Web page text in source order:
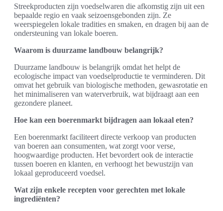
Streekproducten zijn voedselwaren die afkomstig zijn uit een
bepaalde regio en vaak seizoensgebonden zijn. Ze
weerspiegelen lokale tradities en smaken, en dragen bij aan de
ondersteuning van lokale boeren.
Waarom is duurzame landbouw belangrijk?
Duurzame landbouw is belangrijk omdat het helpt de
ecologische impact van voedselproductie te verminderen. Dit
omvat het gebruik van biologische methoden, gewasrotatie en
het minimaliseren van waterverbruik, wat bijdraagt aan een
gezondere planeet.
Hoe kan een boerenmarkt bijdragen aan lokaal eten?
Een boerenmarkt faciliteert directe verkoop van producten
van boeren aan consumenten, wat zorgt voor verse,
hoogwaardige producten. Het bevordert ook de interactie
tussen boeren en klanten, en verhoogt het bewustzijn van
lokaal geproduceerd voedsel.
Wat zijn enkele recepten voor gerechten met lokale
ingrediënten?